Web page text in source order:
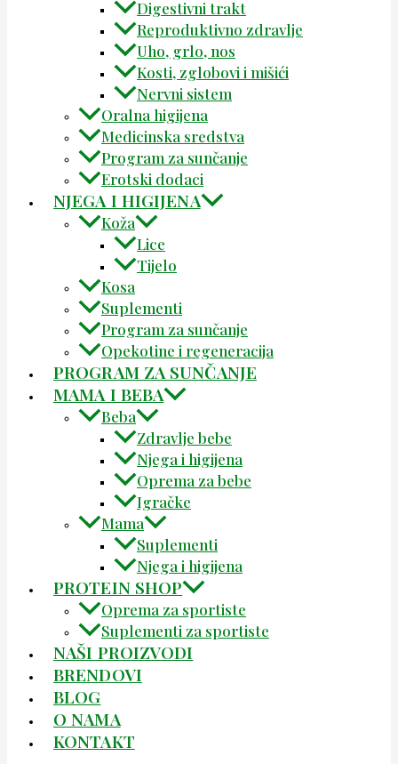
Digestivni trakt
Reproduktivno zdravlje
Uho, grlo, nos
Kosti, zglobovi i mišići
Nervni sistem
Oralna higijena
Medicinska sredstva
Program za sunčanje
Erotski dodaci
NJEGA I HIGIJENA
Koža
Lice
Tijelo
Kosa
Suplementi
Program za sunčanje
Opekotine i regeneracija
PROGRAM ZA SUNČANJE
MAMA I BEBA
Beba
Zdravlje bebe
Njega i higijena
Oprema za bebe
Igračke
Mama
Suplementi
Njega i higijena
PROTEIN SHOP
Oprema za sportiste
Suplementi za sportiste
NAŠI PROIZVODI
BRENDOVI
BLOG
O NAMA
KONTAKT